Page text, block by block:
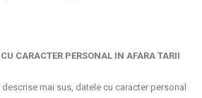
CARACTER PERSONAL IN AFARA TARII
mai sus, datele cu caracter personal